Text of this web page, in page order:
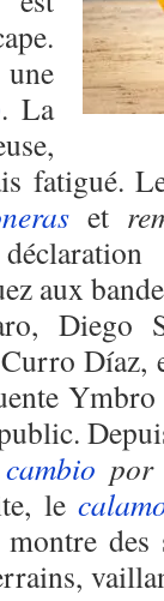
. La
,
fatigué.
et
déclaration
aux
Diego
Díaz,
Ymbro
cambio por
, le
montre